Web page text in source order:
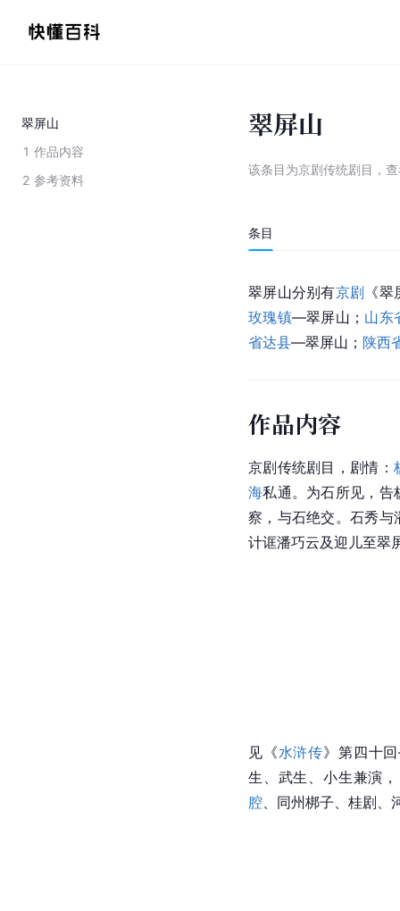
翠屏山
1 作品内容
2 参考资料
翠屏山
该条目为京剧传统剧目 ，
条目
翠屏山分别有京剧 《
玫瑰镇—翠屏山； 山东
省达县—翠屏山； 陕西
作品内容
京剧传统剧目，剧情：
海私通。为石所见，告
察，与石绝交。石秀与
计诓潘巧云及迎儿至翠
见《水浒传》第四十
生 、 武生 、 小生兼演
腔、同州梆子、桂剧、